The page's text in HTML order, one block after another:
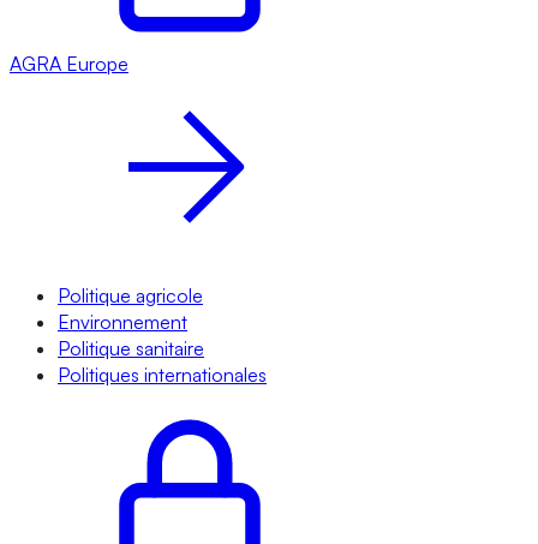
AGRA Europe
Politique agricole
Environnement
Politique sanitaire
Politiques internationales